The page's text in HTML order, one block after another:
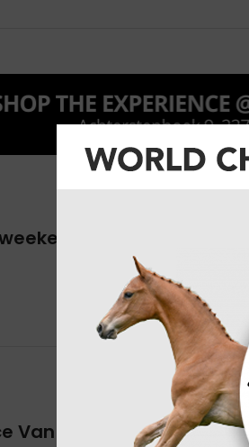
"Jumping With
Van Roosbroeck naar